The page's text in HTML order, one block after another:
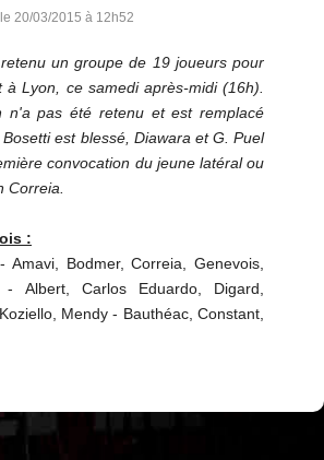
20/03/2015 à 12h52
un groupe de 19 joueurs pour
à Lyon, ce samedi après-midi (16h).
n'a pas été retenu et est remplacé
est blessé, Diawara et G. Puel
convocation du jeune latéral ou
Correia.
:
Amavi, Bodmer, Correia, Genevois,
Albert, Carlos Eduardo, Digard,
Mendy - Bauthéac, Constant,